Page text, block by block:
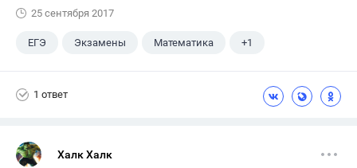
25 сентября 2017
ЕГЭ Экзамены Математика +1
1 ответ
Халк Халк